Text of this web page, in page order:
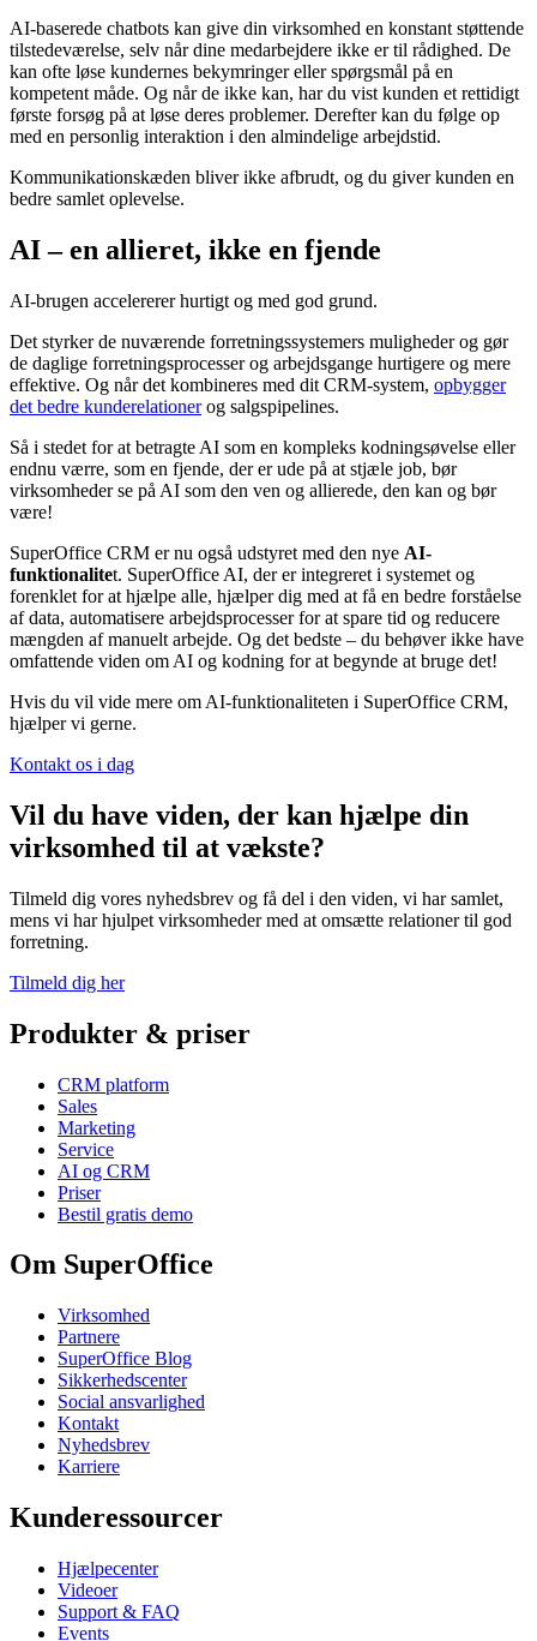
AI-baserede chatbots kan give din virksomhed en konstant støttende
tilstedeværelse, selv når dine medarbejdere ikke er til rådighed. De
kan ofte løse kundernes bekymringer eller spørgsmål på en
kompetent måde. Og når de ikke kan, har du vist kunden et rettidigt
første forsøg på at løse deres problemer. Derefter kan du følge op
med en personlig interaktion i den almindelige arbejdstid.
Kommunikationskæden bliver ikke afbrudt, og du giver kunden en
bedre samlet oplevelse.
AI – en allieret, ikke en fjende
AI-brugen accelererer hurtigt og med god grund.
Det styrker de nuværende forretningssystemers muligheder og gør
de daglige forretningsprocesser og arbejdsgange hurtigere og mere
effektive. Og når det kombineres med dit CRM-system, opbygger
det bedre kunderelationerog salgspipelines.
Så i stedet for at betragte AI som en kompleks kodningsøvelse eller
endnu værre, som en fjende, der er ude på at stjæle job, bør
virksomheder se på AI som den ven og allierede, den kan og bør
være!
SuperOffice CRM er nu også udstyret med den nye AI-
funktionalitet. SuperOffice AI, der er integreret i systemet og
forenklet for at hjælpe alle, hjælper dig med at få en bedre forståelse
af data, automatisere arbejdsprocesser for at spare tid og reducere
mængden af manuelt arbejde. Og det bedste – du behøver ikke have
omfattende viden om AI og kodning for at begynde at bruge det!
Hvis du vil vide mere om AI-funktionaliteten i SuperOffice CRM,
hjælper vi gerne.
Kontakt os i dag
Vil du have viden, der kan hjælpe din
virksomhed til at vækste?
Tilmeld dig vores nyhedsbrev og få del i den viden, vi har samlet,
mens vi har hjulpet virksomheder med at omsætte relationer til god
forretning.
Tilmeld dig her
Produkter & priser
CRM platform
Sales
Marketing
Service
AI og CRM
Priser
Bestil gratis demo
Om SuperOffice
Virksomhed
Partnere
SuperOffice Blog
Sikkerhedscenter
Social ansvarlighed
Kontakt
Nyhedsbrev
Karriere
Kunderessourcer
Hjælpecenter
Videoer
Support & FAQ
Events